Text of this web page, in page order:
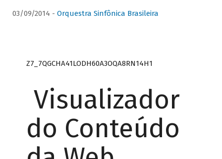
03/09/2014 - Orquestra Sinfônica Brasileira
Z7_7QGCHA41LODH60A3OQA8RN14H1
Visualizador
do Conteúdo